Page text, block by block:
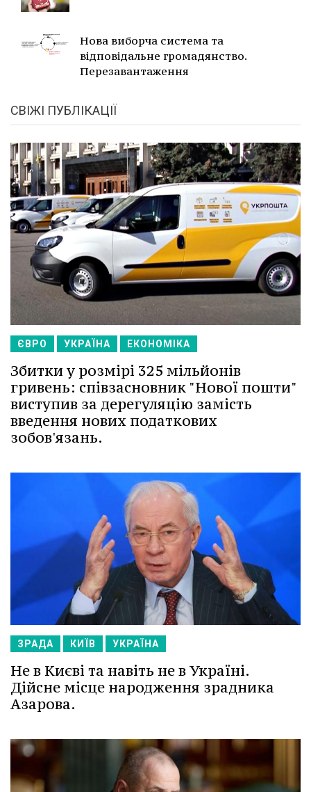
Нова виборча система та
відповідальне громадянство.
Перезавантаження
СВІЖІ ПУБЛІКАЦІЇ
ЄВРО УКРАЇНА ЕКОНОМІКА
Збитки у розмірі 325 мільйонів
гривень: співзасновник "Нової пошти"
виступив за дерегуляцію замість
введення нових податкових
зобов'язань.
ЗРАДА КИЇВ УКРАЇНА
Не в Києві та навіть не в Україні.
Дійсне місце народження зрадника
Азарова.